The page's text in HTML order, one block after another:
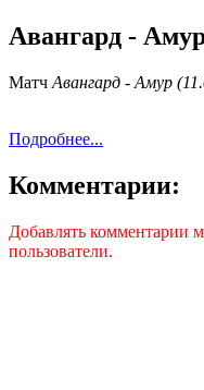
Авангард -
Матч Авангард - Амур
Подробнее...
Комментарии:
Добавлять комментарии
пользователи.